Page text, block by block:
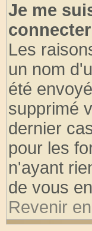
Je me
Les
un nom
été
supprimé
dernier
pour les
n'ayant
de vous
Revenir